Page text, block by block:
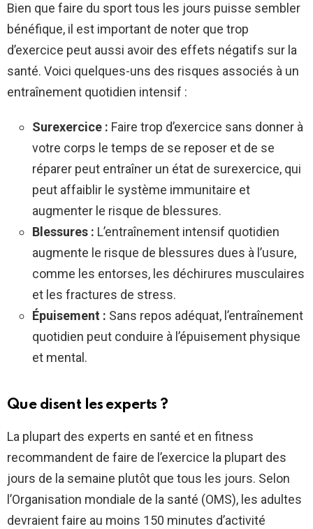
Bien que faire du sport tous les jours puisse sembler
bénéfique, il est important de noter que trop
d’exercice peut aussi avoir des effets négatifs sur la
santé. Voici quelques-uns des risques associés à un
entraînement quotidien intensif :
Surexercice : Faire trop d’exercice sans donner à
votre corps le temps de se reposer et de se
réparer peut entraîner un état de surexercice, qui
peut affaiblir le système immunitaire et
augmenter le risque de blessures.
Blessures : L’entraînement intensif quotidien
augmente le risque de blessures dues à l’usure,
comme les entorses, les déchirures musculaires
et les fractures de stress.
Épuisement : Sans repos adéquat, l’entraînement
quotidien peut conduire à l’épuisement physique
et mental.
Que disent les experts ?
La plupart des experts en santé et en fitness
recommandent de faire de l’exercice la plupart des
jours de la semaine plutôt que tous les jours. Selon
l’Organisation mondiale de la santé (OMS), les adultes
devraient faire au moins 150 minutes d’activité